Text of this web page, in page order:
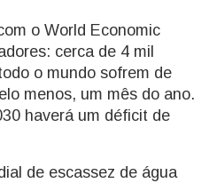
o World Economic
cerca de 4 mil
o mundo sofrem de
menos, um mês do ano.
haverá um déficit de
de escassez de água